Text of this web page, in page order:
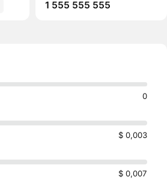
1 555 555 555
0
$ 0,003
$ 0,007